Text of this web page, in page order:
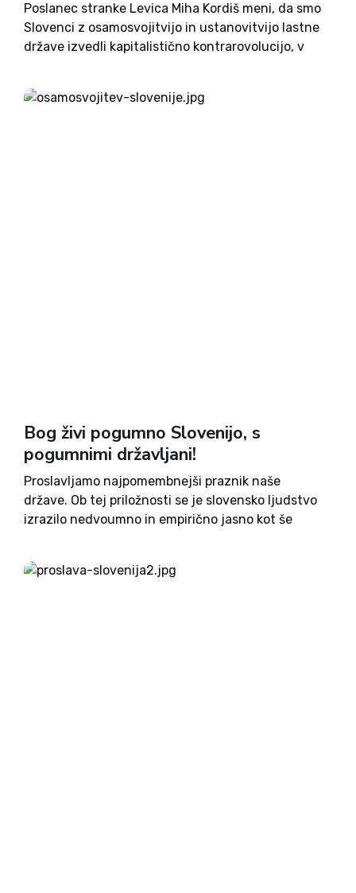
Poslanec stranke Levica Miha Kordiš meni, da smo
Slovenci z osamosvojitvijo in ustanovitvijo lastne
države izvedli kapitalistično kontrarovolucijo, v
živijo v revščini. Dragi narod, nategnili so te, je
začinil svoj zapis na Facebooku. ...
Bog živi pogumno Slovenijo, s
pogumnimi državljani!
Proslavljamo najpomembnejši praznik naše
države. Ob tej priložnosti se je slovensko ljudstvo
izrazilo nedvoumno in empirično jasno kot še
napredek, saj v času prebujenja, v drugi polovici
XIX. stoletja, pa denimo za časa...